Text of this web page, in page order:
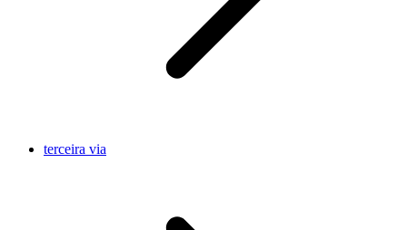
terceira via